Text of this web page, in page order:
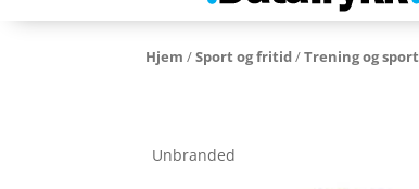
Hjem /Sport og fritid/Trening og sport
Unbranded